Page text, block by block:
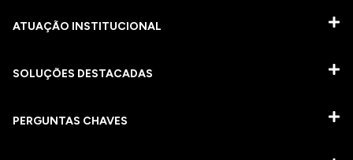
ATUAÇÃO INSTITUCIONAL
SOLUÇÕES DESTACADAS
PERGUNTAS CHAVES​